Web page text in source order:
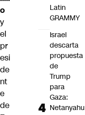
o
y
el
pr
esi
de
nt
e
de
Latin
GRAMMY
Israel
descarta
propuesta
de
Trump
para
Gaza:
Netanyahu